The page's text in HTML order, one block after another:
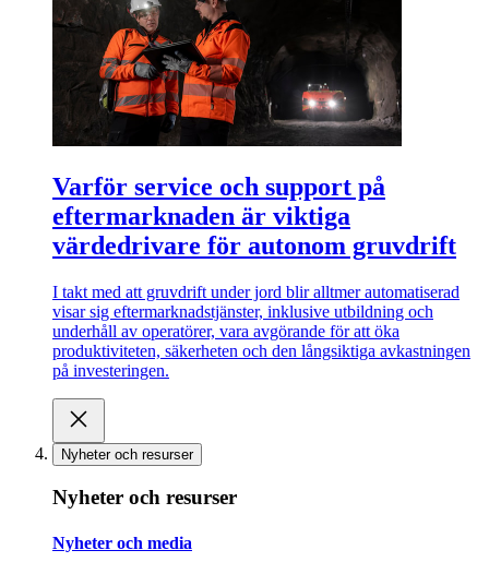
Varför service och support på
eftermarknaden är viktiga
värdedrivare för autonom gruvdrift
I takt med att gruvdrift under jord blir alltmer automatiserad
visar sig eftermarknadstjänster, inklusive utbildning och
underhåll av operatörer, vara avgörande för att öka
produktiviteten, säkerheten och den långsiktiga avkastningen
på investeringen.
Nyheter och resurser
Nyheter och resurser
Nyheter och media